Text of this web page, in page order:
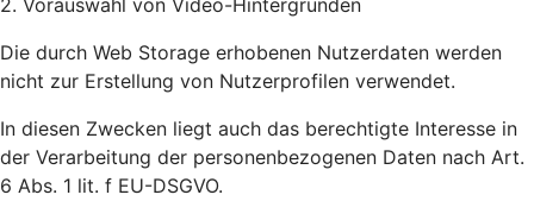
2. Vorauswahl von Video-Hintergründen
Die durch Web Storage erhobenen Nutzerdaten werden
nicht zur Erstellung von Nutzerprofilen verwendet.
In diesen Zwecken liegt auch das berechtigte Interesse in
der Verarbeitung der personenbezogenen Daten nach Art.
6 Abs. 1 lit. f EU-DSGVO.